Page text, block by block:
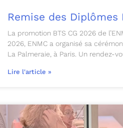
Remise des Diplômes
La promotion BTS CG 2026 de
2026, ENMC a organisé sa
La Palmeraie, à Paris. Un rendez-
Lire l'article »